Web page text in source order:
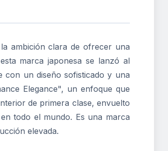
ambición clara de ofrecer una
marca japonesa se lanzó al
con un diseño sofisticado y una
Elegance", un enfoque que
de primera clase, envuelto
todo el mundo. Es una marca
elevada.